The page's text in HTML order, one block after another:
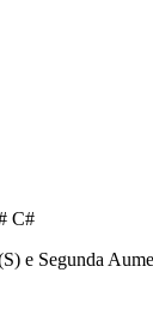
C#
e Segunda